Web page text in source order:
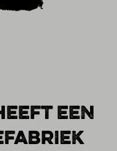
EEN